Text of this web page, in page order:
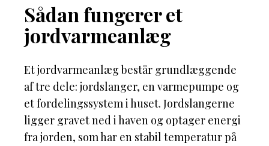
Sådan fungerer et
jordvarmeanlæg
Et jordvarmeanlæg består grundlæggende
af tre dele: jordslanger, en varmepumpe og
et fordelingssystem i huset. Jordslangerne
ligger gravet ned i haven og optager energi
fra jorden, som har en stabil temperatur på